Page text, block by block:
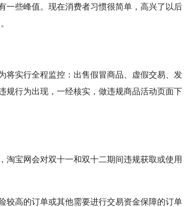
一些峰值。现在消费者习惯很简单，高兴了以后
将实行全程监控：出售假冒商品、虚假交易、发
规行为出现，一经核实，做违规商品活动页面下
淘宝网会对双十一和双十二期间违规获取或使用
较高的订单或其他需要进行交易资金保障的订单